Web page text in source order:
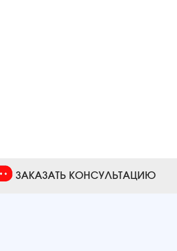
ЗАКАЗАТЬ КОНСУЛЬТАЦИЮ